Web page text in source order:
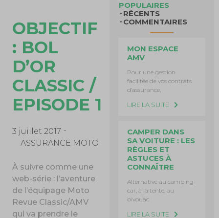
OBJECTIF
: BOL
D’OR
CLASSIC /
EPISODE 1
3 juillet 2017
ASSURANCE MOTO
À suivre comme une
web-série : l’aventure
de l’équipage Moto
Revue Classic/AMV
qui va prendre le
POPULAIRES
RÉCENTS
COMMENTAIRES
MON ESPACE
AMV
Pour une gestion
facilitée de vos contrats
d’assurance,
LIRE LA SUITE
CAMPER DANS
SA VOITURE : LES
RÈGLES ET
ASTUCES À
CONNAÎTRE
Alternative au camping-
car, à la tente, au
bivouac
LIRE LA SUITE